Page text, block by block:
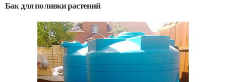
Бак для поливки растений